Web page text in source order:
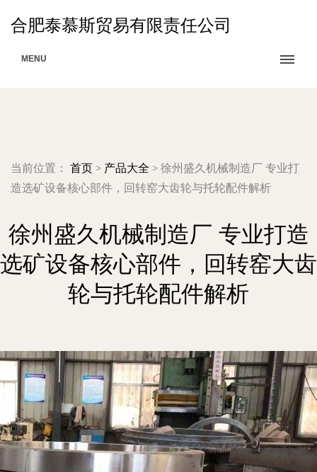
合肥泰慕斯贸易有限责任公司
MENU
当前位置： 首页 > 产品大全 > 徐州盛久机械制造厂 专业打
造选矿设备核心部件，回转窑大齿轮与托轮配件解析
徐州盛久机械制造厂 专业打造
选矿设备核心部件，回转窑大齿
轮与托轮配件解析